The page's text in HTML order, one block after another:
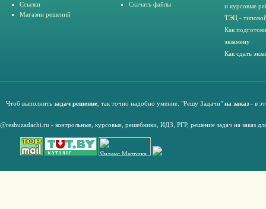
Ссылки
Магазин решений
Скачать файлы
и курсовые
ТЭЦ -
Как
экзамену
Как сдать
Чтоб выполнить задач решение , так точно надобно умение. "Решу Задачи" на заказ - в
@reshuzadachi.ru - контрольные, курсовые решебники, ИДЗ, РГР, решение задач на заказ